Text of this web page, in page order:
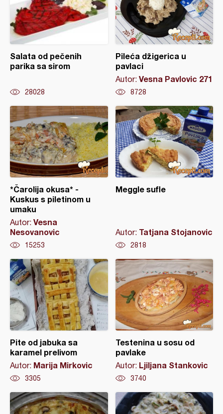
Salata od pečenih
parika sa sirom
28028
Pileća džigerica u
pavlaci
Autor: Vesna Pavlovic 271
8728
*Čarolija okusa* -
Kuskus s piletinom u
umaku
Autor: Vesna
Nesovanovic
15253
Meggle sufle
Autor: Tatjana Stojanovic
2818
Pite od jabuka sa
karamel prelivom
Autor: Marija Mirkovic
3305
Testenina u sosu od
pavlake
Autor: Ljiljana Stankovic
3740